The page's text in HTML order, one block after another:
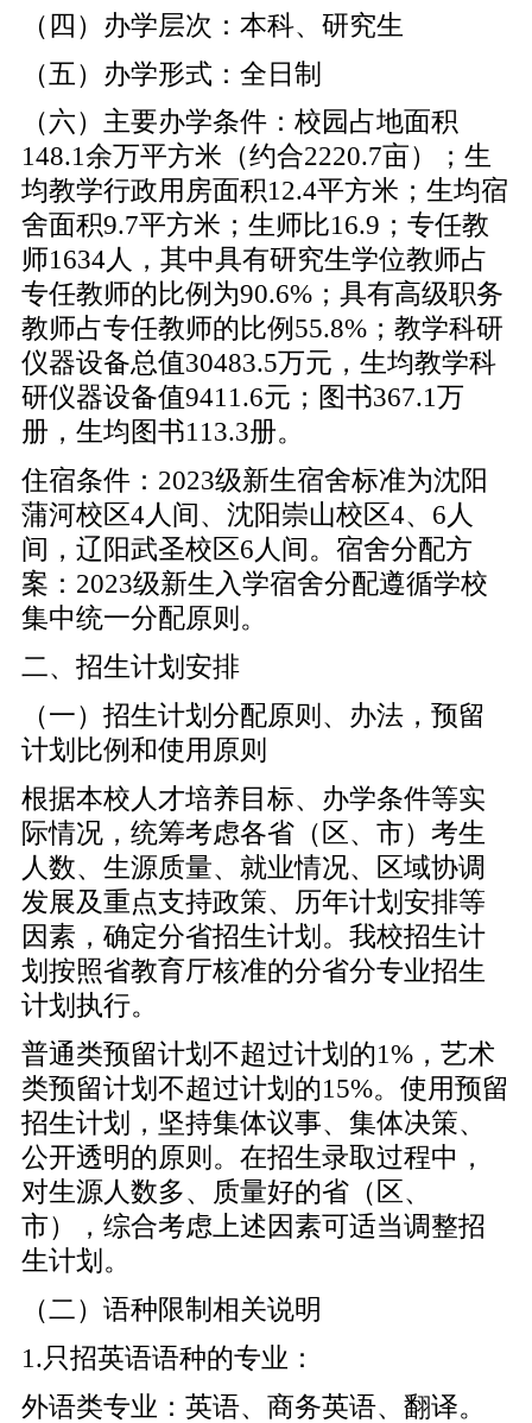
（四）办学层次：本科、研究生
（五）办学形式：全日制
（六）主要办学条件：校园占地面积
148.1余万平方米（约合2220.7亩）；生
均教学行政用房面积12.4平方米；生均宿
舍面积9.7平方米；生师比16.9；专任教
师1634人，其中具有研究生学位教师占
专任教师的比例为90.6%；具有高级职务
教师占专任教师的比例55.8%；教学科研
仪器设备总值30483.5万元，生均教学科
研仪器设备值9411.6元；图书367.1万
册，生均图书113.3册。
住宿条件：2023级新生宿舍标准为沈阳
蒲河校区4人间、沈阳崇山校区4、6人
间，辽阳武圣校区6人间。宿舍分配方
案：2023级新生入学宿舍分配遵循学校
集中统一分配原则。
二、招生计划安排
（一）招生计划分配原则、办法，预留
计划比例和使用原则
根据本校人才培养目标、办学条件等实
际情况，统筹考虑各省（区、市）考生
人数、生源质量、就业情况、区域协调
发展及重点支持政策、历年计划安排等
因素，确定分省招生计划。我校招生计
划按照省教育厅核准的分省分专业招生
计划执行。
普通类预留计划不超过计划的1%，艺术
类预留计划不超过计划的15%。使用预留
招生计划，坚持集体议事、集体决策、
公开透明的原则。在招生录取过程中，
对生源人数多、质量好的省（区、
市），综合考虑上述因素可适当调整招
生计划。
（二）语种限制相关说明
1.只招英语语种的专业：
外语类专业：英语、商务英语、翻译。